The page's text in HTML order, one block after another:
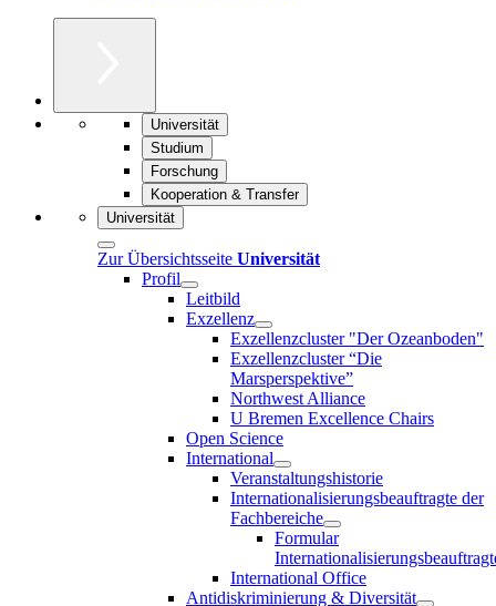
Universität
Studium
Forschung
Kooperation & Transfer
Universität
Zur Übersichtsseite Universität
Profil
Leitbild
Exzellenz
Exzellenzcluster "Der Ozeanboden"
Exzellenzcluster “Die
Marsperspektive”
Northwest Alliance
U Bremen Excellence Chairs
Open Science
International
Veranstaltungshistorie
Internationalisierungsbeauftragte der
Fachbereiche
Formular
International Office
Antidiskriminierung & Diversität